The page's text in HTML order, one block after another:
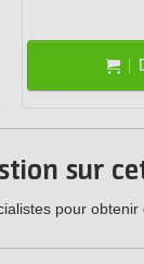
sur
pour obtenir